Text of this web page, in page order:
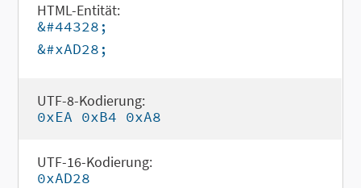
HTML-Entität:
&#44328;
&#xAD28;
UTF-8-Kodierung:
0xEA 0xB4 0xA8
UTF-16-Kodierung:
0xAD28